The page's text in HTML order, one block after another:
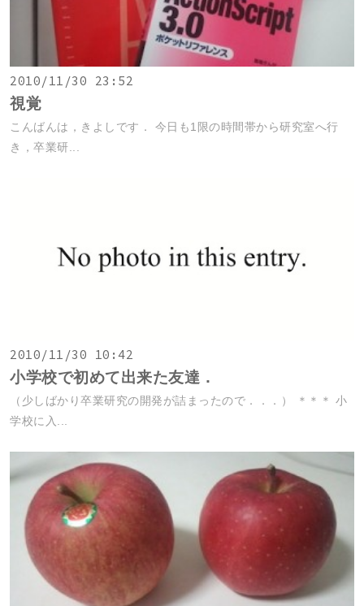
2010/11/30 23:52
視覚
こんばんは，きよしです． 今日も1限の時間帯から研究室へ行
き，卒業研...
2010/11/30 10:42
小学校で初めて出来た友達．
（少しばかり卒業研究の開発が詰まったので．．．） ＊＊＊ 小
学校に入...